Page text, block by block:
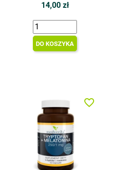
14,00 zł
DO KOSZYKA
favorite_border